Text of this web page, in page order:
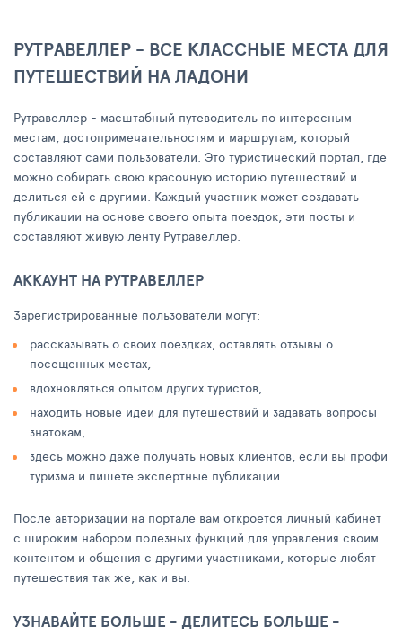
РУТРАВЕЛЛЕР - ВСЕ КЛАССНЫЕ МЕСТА ДЛЯ
ПУТЕШЕСТВИЙ НА ЛАДОНИ
Рутравеллер - масштабный путеводитель по интересным
местам, достопримечательностям и маршрутам, который
составляют сами пользователи. Это туристический портал, где
можно собирать свою красочную историю путешествий и
делиться ей с другими. Каждый участник может создавать
публикации на основе своего опыта поездок, эти посты и
составляют живую ленту Рутравеллер.
АККАУНТ НА РУТРАВЕЛЛЕР
Зарегистрированные пользователи могут:
рассказывать о своих поездках, оставлять отзывы о
посещенных местах,
вдохновляться опытом других туристов,
находить новые идеи для путешествий и задавать вопросы
знатокам,
здесь можно даже получать новых клиентов, если вы профи
туризма и пишете экспертные публикации.
После авторизации на портале вам откроется личный кабинет
с широким набором полезных функций для управления своим
контентом и общения с другими участниками, которые любят
путешествия так же, как и вы.
УЗНАВАЙТЕ БОЛЬШЕ - ДЕЛИТЕСЬ БОЛЬШЕ -